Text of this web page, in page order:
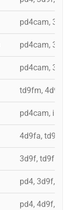
pd4cam, 3d9f,
pd4cam, 3d9f,
pd4cam, 3d9f, i
td9fm, 4d9f, i
pd4cam, i
4d9fa, td9fm, i
3d9f, td9fm,
pd4, 3d9f,
pd4, 4d9f,